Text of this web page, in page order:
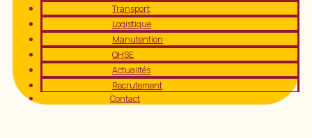
Transport
Logistique
Manutention
QHSE
Actualités
Recrutement
Contact